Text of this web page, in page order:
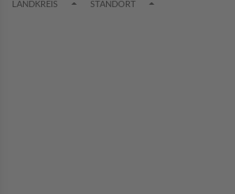
LANDKREIS TOGGLE DROPDOWN
STANDORT TOGGLE DROPDOWN